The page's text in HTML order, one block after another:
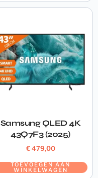
Samsung QLED 4K
43Q7F3 (2025)
€479,00
TOEVOEGEN AAN
WINKELWAGEN